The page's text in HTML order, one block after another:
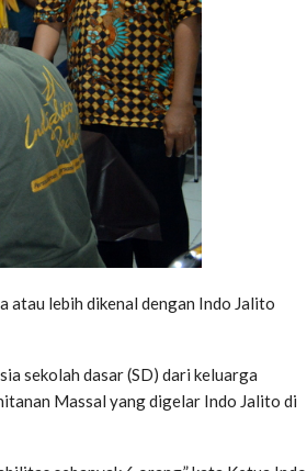
atau lebih dikenal dengan Indo Jalito
sekolah dasar (SD) dari keluarga
Massal yang digelar Indo Jalito di